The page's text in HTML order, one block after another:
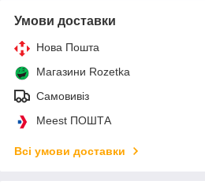
Умови доставки
Нова Пошта
Магазини Rozetka
Самовивіз
Meest ПОШТА
Всі умови доставки